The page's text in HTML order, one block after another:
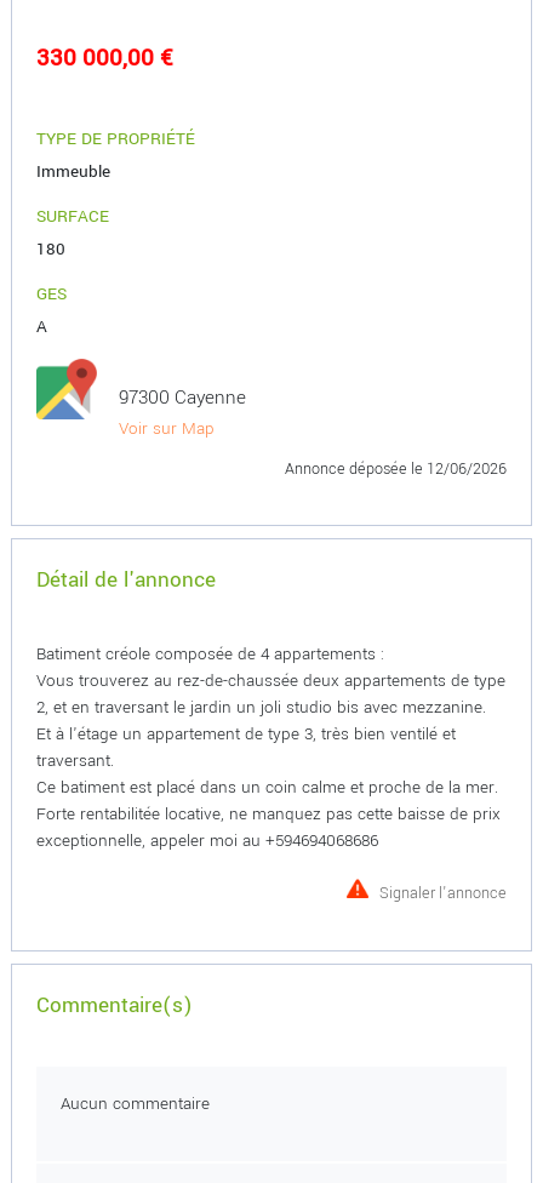
330 000,00 €
TYPE DE PROPRIÉTÉ
Immeuble
SURFACE
180
GES
A
97300 Cayenne
Voir sur Map
Annonce déposée le 12/06/2026
Détail de l'annonce
Batiment créole composée de 4 appartements :
Vous trouverez au rez-de-chaussée deux appartements de type
2, et en traversant le jardin un joli studio bis avec mezzanine.
Et à l'étage un appartement de type 3, très bien ventilé et
traversant.
Ce batiment est placé dans un coin calme et proche de la mer.
Forte rentabilitée locative, ne manquez pas cette baisse de prix
exceptionnelle, appeler moi au +594694068686
Signaler l'annonce
Commentaire(s)
Aucun commentaire